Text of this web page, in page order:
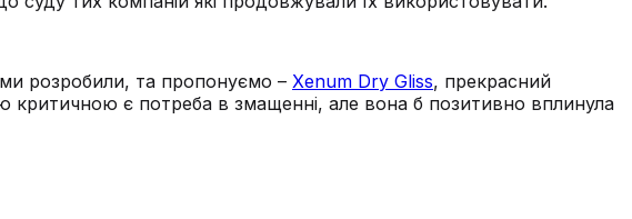
розробили, та пропонуємо – Xenum Dry Gliss, прекрасний
є потреба в змащенні, але вона б позитивно вплинула